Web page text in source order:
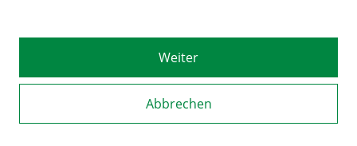
Abbrechen
Weiter